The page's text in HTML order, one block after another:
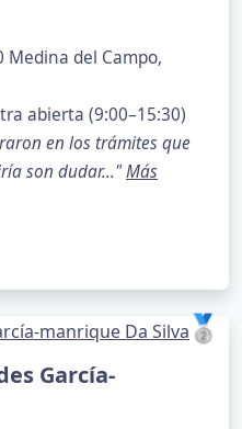
Medina del Campo,
abierta (9:00–15:30)
en los trámites que
son dudar..."Más
🥈
García-